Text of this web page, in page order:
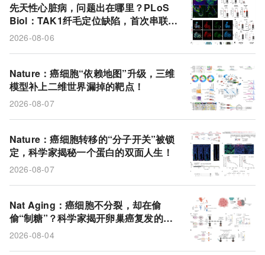
先天性心脏病，问题出在哪里？PLoS
Biol：TAK1纤毛定位缺陷，首次串联起
先心病+多系统畸形的统一通路
2026-08-06
Nature：癌细胞“依赖地图”升级，三维
模型补上二维世界漏掉的靶点！
2026-08-07
Nature：癌细胞转移的“分子开关”被锁
定，科学家揭秘一个蛋白的双面人生！
2026-08-07
Nat Aging：癌细胞不分裂，却在偷
偷“制糖”？科学家揭开卵巢癌复发的代
谢诡计
2026-08-04